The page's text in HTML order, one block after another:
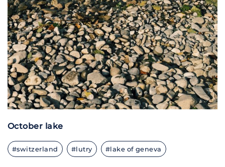
October lake
#switzerland #lutry #lake of geneva